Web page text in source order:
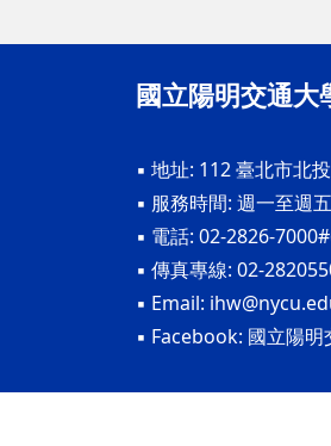
國立陽明交通大
▪ 地址: 112 臺北市北
▪ 服務時間: 週一至週
▪ 電話: 02-2826-
▪ 傳真專線: 02-
▪ Email:
▪ Facebook: 國立陽明